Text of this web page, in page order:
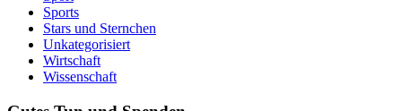
Sports
Stars und Sternchen
Unkategorisiert
Wirtschaft
Wissenschaft